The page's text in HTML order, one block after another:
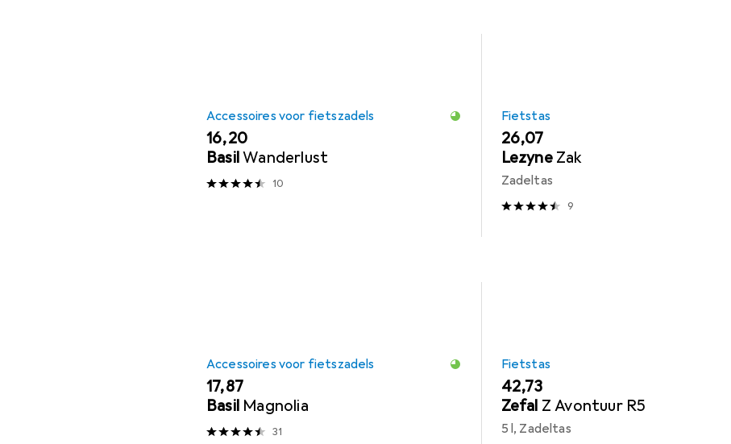
Accessoires voor fietszadels
EUR
16,20
BasilWanderlust
10
Fietstas
EUR
26,07
Lezyne Zak
Zadeltas
9
Accessoires voor fietszadels
EUR
17,87
Basil Magnolia
31
Fietstas
EUR
42,73
Zefal Z Avontuur R5
5 l, Zadeltas